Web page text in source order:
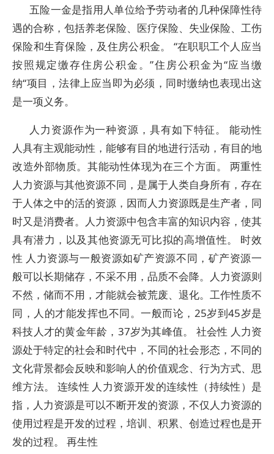
五险一金是指用人单位给予劳动者的几种保障性待
遇的合称，包括养老保险、医疗保险、失业保险、工伤
保险和生育保险，及住房公积金。 “在职职工个人应当
按照规定缴存住房公积金。”住房公积金为“应当缴
纳“项目，法律上应当即为必须，同时缴纳也表现出这
是一项义务。
人力资源作为一种资源，具有如下特征。 能动性
人具有主观能动性，能够有目的地进行活动，有目的地
改造外部物质。其能动性体现为在三个方面。 两重性
人力资源与其他资源不同，是属于人类自身所有，存在
于人体之中的活的资源，因而人力资源既是生产者，同
时又是消费者。人力资源中包含丰富的知识内容，使其
具有潜力，以及其他资源无可比拟的高增值性。 时效
性 人力资源与一般资源如矿产资源不同，矿产资源一
般可以长期储存，不采不用，品质不会降。人力资源则
不然，储而不用，才能就会被荒废、退化。工作性质不
同，人的才能发挥也不同。一般而论，25岁到45岁是
科技人才的黄金年龄，37岁为其峰值。 社会性 人力资
源处于特定的社会和时代中，不同的社会形态，不同的
文化背景都会反映和影响人的价值观念、行为方式、思
维方法。 连续性 人力资源开发的连续性（持续性）是
指，人力资源是可以不断开发的资源，不仅人力资源的
使用过程是开发的过程，培训、积累、创造过程也是开
发的过程。 再生性